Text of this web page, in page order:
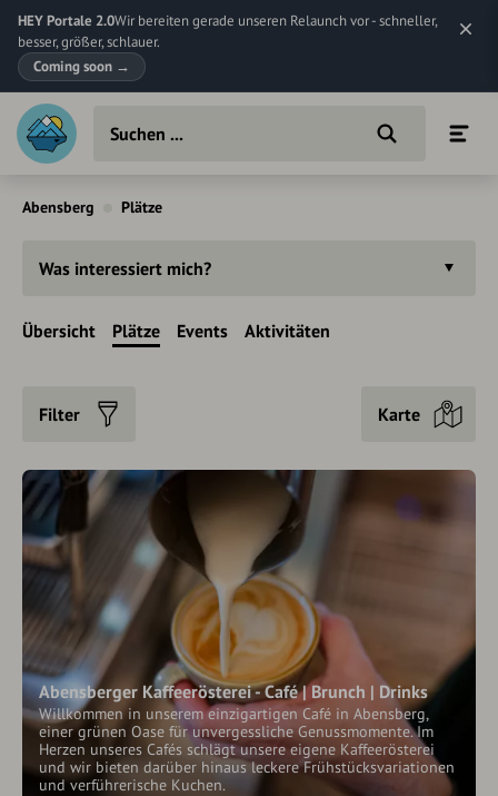
HEY Portale 2.0Wir bereiten gerade unseren Relaunch vor - schneller,
besser, größer, schlauer.
Coming soon →
Abensberg Plätze
Was interessiert mich?
Übersicht Plätze Events Aktivitäten
Filter Karte
Abensberger Kaffeerösterei - Café | Brunch | Drinks
Willkommen in unserem einzigartigen Café in Abensberg,
einer grünen Oase für unvergessliche Genussmomente. Im
Herzen unseres Cafés schlägt unsere eigene Kaffeerösterei
und wir bieten darüber hinaus leckere Frühstücksvariationen
und verführerische Kuchen.